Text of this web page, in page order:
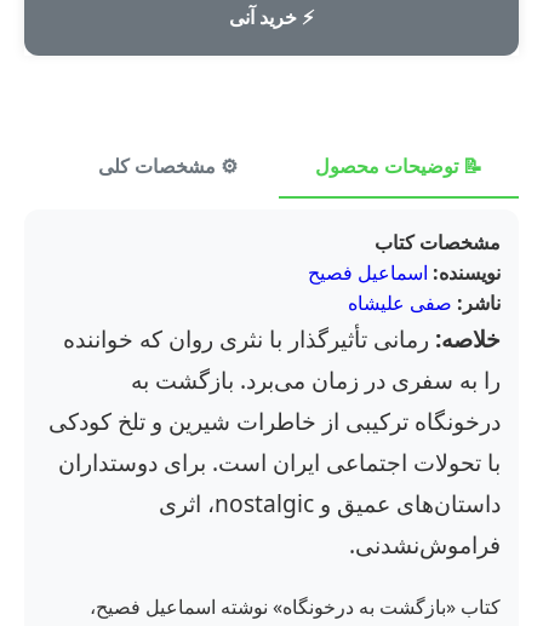
⚡ خرید آنی
📝 توضیحات محصول ⚙️ مشخصات کلی
مشخصات کتاب
نویسنده: اسماعیل فصیح
ناشر: صفی علیشاه
خلاصه: رمانی تأثیرگذار با نثری روان که خواننده
را به سفری در زمان می‌برد. بازگشت به
درخونگاه ترکیبی از خاطرات شیرین و تلخ کودکی
با تحولات اجتماعی ایران است. برای دوستداران
داستان‌های عمیق و nostalgic، اثری
فراموش‌نشدنی.
کتاب «بازگشت به درخونگاه» نوشته اسماعیل فصیح،